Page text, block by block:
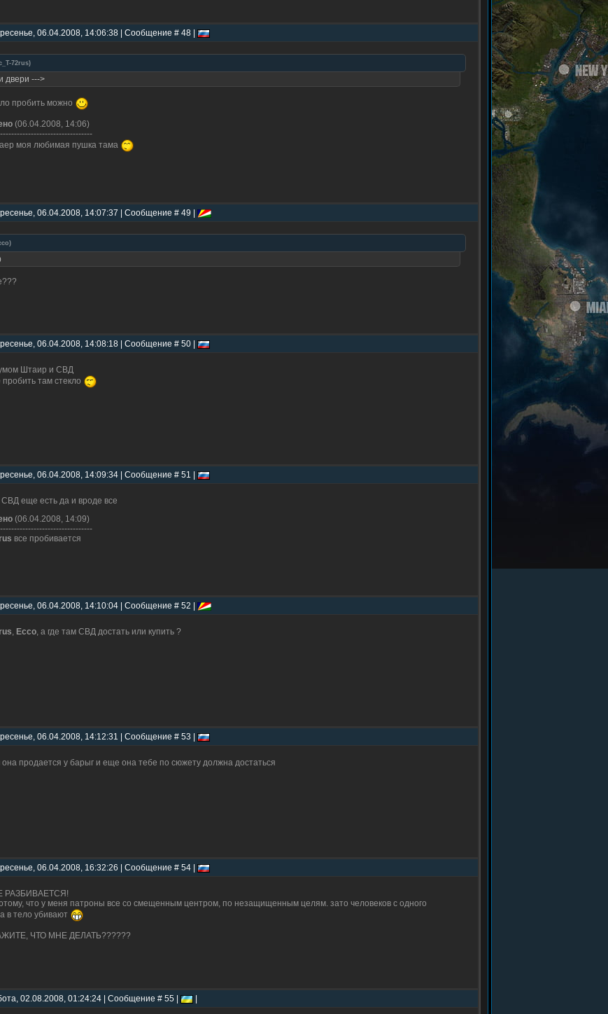
06.04.2008, 14:06:38 | Сообщение # 48 |
72rus)
двери --->
пробить можно
(06.04.2008, 14:06)
моя любимая пушка тама
06.04.2008, 14:07:37 | Сообщение # 49 |
)
06.04.2008, 14:08:18 | Сообщение # 50 |
Штаир и СВД
пробить там стекло
06.04.2008, 14:09:34 | Сообщение # 51 |
СВД еще есть да и вроде все
(06.04.2008, 14:09)
все пробивается
06.04.2008, 14:10:04 | Сообщение # 52 |
, Ecco, а где там СВД достать или купить ?
06.04.2008, 14:12:31 | Сообщение # 53 |
она продается у барыг и еще она тебе по сюжету должна достаться
06.04.2008, 16:32:26 | Сообщение # 54 |
РАЗБИВАЕТСЯ!
что у меня патроны все со смещенным центром, по незащищенным целям. зато человеков с одного
в тело убивают
ЧТО МНЕ ДЕЛАТЬ??????
02.08.2008, 01:24:24 | Сообщение # 55 |